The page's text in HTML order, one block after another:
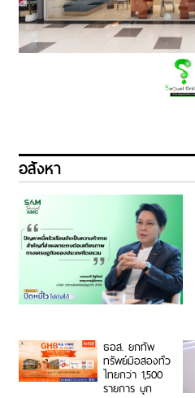
อสังหา
ธอส. ยกทัพ
ทรัพย์มือสองทั่ว
ไทยกว่า 1,500
รายการ บุก